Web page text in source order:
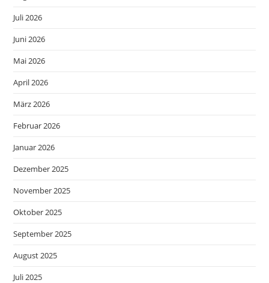
Juli 2026
Juni 2026
Mai 2026
April 2026
März 2026
Februar 2026
Januar 2026
Dezember 2025
November 2025
Oktober 2025
September 2025
August 2025
Juli 2025